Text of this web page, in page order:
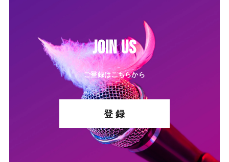
JOIN US
ご登録はこちらから
登 録